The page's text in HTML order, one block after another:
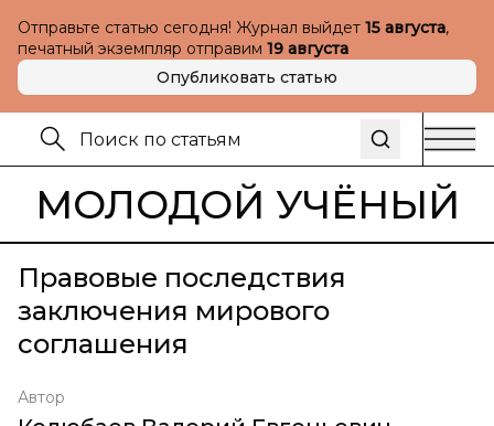
Отправьте статью сегодня! Журнал выйдет 15 августа,
печатный экземпляр отправим 19 августа
Опубликовать статью
МОЛОДОЙ УЧЁНЫЙ
Правовые последствия
заключения мирового
соглашения
Автор